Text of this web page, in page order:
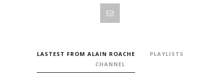
LASTEST FROM ALAIN ROACHE
PLAYLISTS
CHANNEL